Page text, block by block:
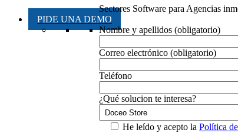
Sectores Software para Agencias
PIDE UNA DEMO
Nombre y apellidos (obligatorio)
Correo electrónico (obligatorio)
Teléfono
¿Qué solucion te interesa?
He leído y acepto la Política